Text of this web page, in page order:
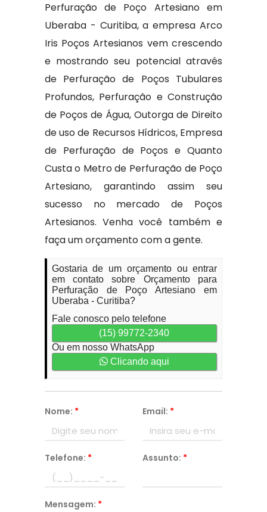
Perfuração de Poço Artesiano em
Uberaba - Curitiba, a empresa Arco
Iris Poços Artesianos vem crescendo
e mostrando seu potencial através
de Perfuração de Poços Tubulares
Profundos, Perfuração e Construção
de Poços de Água, Outorga de Direito
de uso de Recursos Hídricos, Empresa
de Perfuração de Poços e Quanto
Custa o Metro de Perfuração de Poço
Artesiano, garantindo assim seu
sucesso no mercado de Poços
Artesianos. Venha você também e
faça um orçamento com a gente.
Gostaria de um orçamento ou entrar
em contato sobre Orçamento para
Perfuração de Poço Artesiano em
Uberaba - Curitiba?
Fale conosco pelo telefone
(15) 99772-2340
Ou em nosso WhatsApp
Clicando aqui
Nome: * Email: *
Telefone: * Assunto: *
Mensagem: *